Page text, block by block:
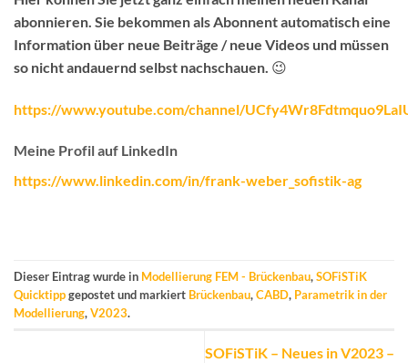
abonnieren. Sie bekommen als Abonnent automatisch eine
Information über neue Beiträge / neue Videos und müssen
so nicht andauernd selbst nachschauen. 😉
https://www.youtube.com/channel/
Meine Profil auf LinkedIn
https://www.linkedin.com/in/frank-weber_sofistik-ag
Dieser Eintrag wurde in Modellierung FEM - Brückenbau,SOFiSTiK
Quicktippgepostet und markiert Brückenbau,CABD, Parametrik in der
Modellierung,V2023.
SOFiSTiK – Neues in V2023 –